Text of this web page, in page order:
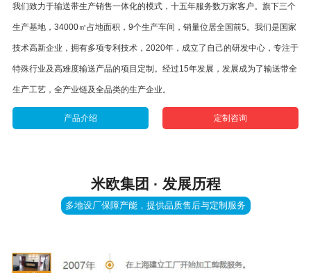
我们致力于输送带生产销售一体化的模式，十五年服务数万家客户。旗下三个
生产基地，34000㎡占地面积，9个生产车间，销量位居全国前5。我们是国家
技术高新企业，拥有多项专利技术，2020年，成立了自己的研发中心，专注于
特殊行业及高难度输送产品的项目定制。经过15年发展，发展成为了输送带全
生产工艺，全产业链及全品类的生产企业。
产品介绍 定制咨询
米欧集团 · 发展历程
多地设厂保障产能，提供品质售后与定制服务